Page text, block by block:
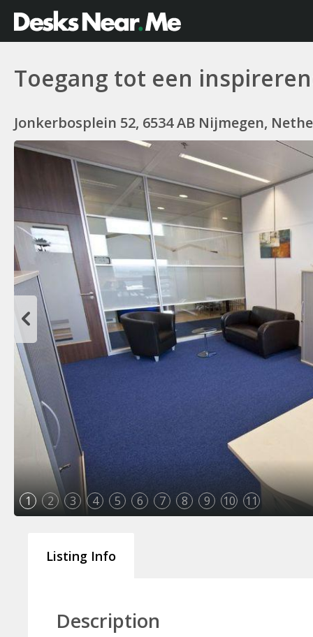
Toegang tot een
Jonkerbosplein 52, 6534 AB Nijmegen,
1 2 3 4 5 6 7 8 9 10 11
Listing Info
Description